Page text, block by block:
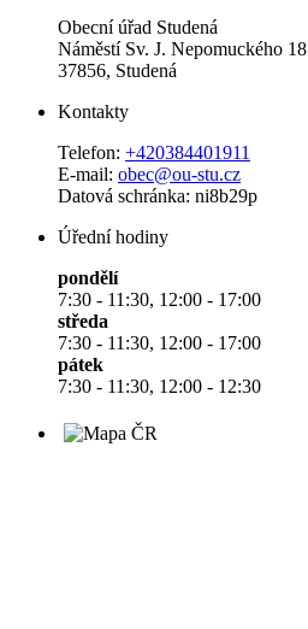
Obecní úřad Studená
Náměstí Sv. J. Nepomuckého 18
37856, Studená
Kontakty
Telefon: +420384401911
E-mail: obec@ou-stu.cz
Datová schránka: ni8b29p
Úřední hodiny
pondělí
7:30 - 11:30, 12:00 - 17:00
středa
7:30 - 11:30, 12:00 - 17:00
pátek
7:30 - 11:30, 12:00 - 12:30